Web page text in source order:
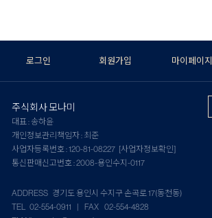
로그인 회원가입 마이페이지
주식회사 모나미
대표 : 송하윤
개인정보관리책임자 : 최준
사업자등록번호 : 120-81-08227 [사업자정보확인]
통신판매신고번호 : 2008-용인수지-0117
ADDRESS 경기도 용인시 수지구 손곡로 17(동천동)
TEL 02-554-0911 | FAX 02-554-4828